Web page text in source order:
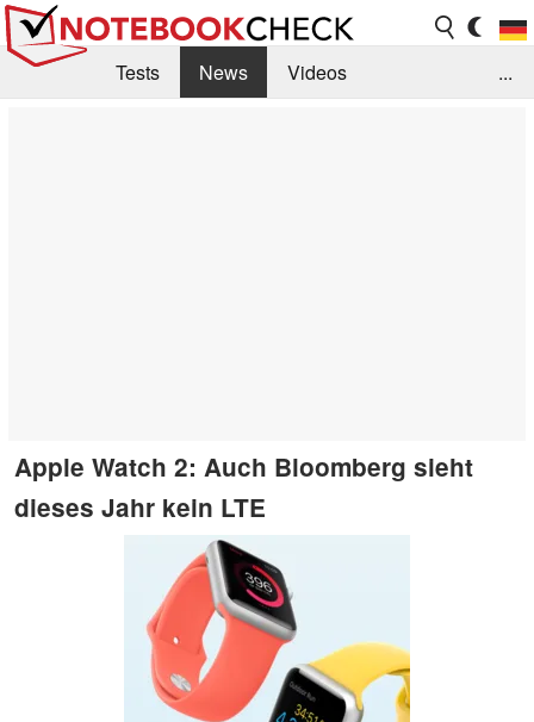
Tests News
Videos
...
Apple Watch 2: Auch Bloomberg sieht
dieses Jahr kein LTE